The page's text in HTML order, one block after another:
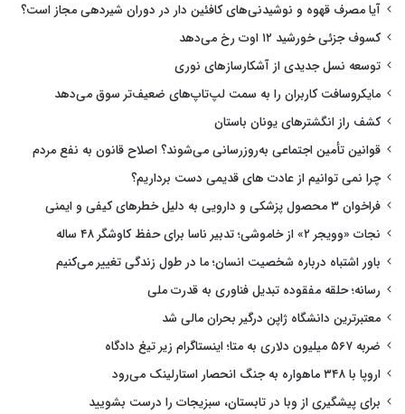
آیا مصرف قهوه و نوشیدنی‌های کافئین دار در دوران شیردهی مجاز است؟
کسوف جزئی خورشید ۱۲ اوت رخ می‌دهد
توسعه نسل جدیدی از آشکارسازهای نوری
مایکروسافت کاربران را به سمت لپ‌تاپ‌های ضعیف‌تر سوق می‌دهد
کشف راز انگشترهای یونان باستان
قوانین تأمین اجتماعی به‌روزرسانی می‌شوند؟ اصلاح قانون به نفع مردم
چرا نمی توانیم از عادت های قدیمی دست برداریم؟
فراخوان ۳ محصول پزشکی و دارویی به دلیل خطرهای کیفی و ایمنی
نجات «وویجر ۲» از خاموشی؛ تدبیر ناسا برای حفظ کاوشگر ۴۸ ساله
باور اشتباه درباره شخصیت انسان؛ ما در طول زندگی تغییر می‌کنیم
رسانه؛ حلقه مفقوده تبدیل فناوری به قدرت ملی
معتبرترین دانشگاه ژاپن درگیر بحران مالی شد
ضربه ۵۶۷ میلیون دلاری به متا؛ اینستاگرام زیر تیغ دادگاه
اروپا با ۳۴۸ ماهواره به جنگ انحصار استارلینک می‌رود
برای پیشگیری از وبا در تابستان، سبزیجات را درست بشویید